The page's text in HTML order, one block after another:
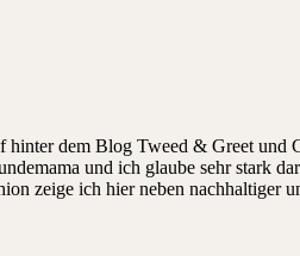
dem Blog Tweed & Greet
und ich glaube sehr stark
zeige ich hier neben nachhaltiger